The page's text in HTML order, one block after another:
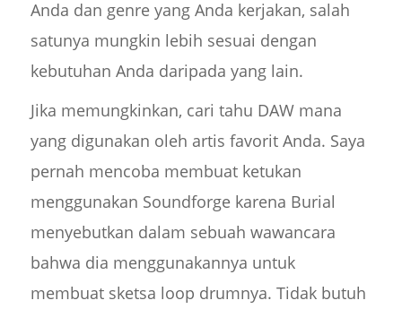
Anda dan genre yang Anda kerjakan, salah
satunya mungkin lebih sesuai dengan
kebutuhan Anda daripada yang lain.
Jika memungkinkan, cari tahu DAW mana
yang digunakan oleh artis favorit Anda. Saya
pernah mencoba membuat ketukan
menggunakan Soundforge karena Burial
menyebutkan dalam sebuah wawancara
bahwa dia menggunakannya untuk
membuat sketsa loop drumnya. Tidak butuh